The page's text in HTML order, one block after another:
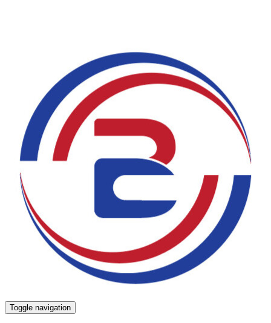
Toggle navigation